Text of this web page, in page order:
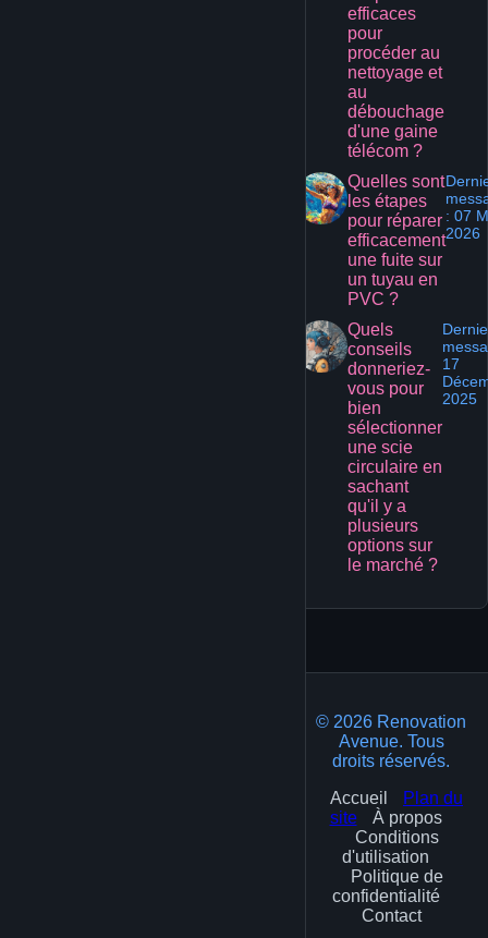
efficaces
pour
procéder au
nettoyage et
au
débouchage
d'une gaine
télécom ?
Quelles sont
les étapes
pour réparer
efficacement
une fuite sur
un tuyau en
PVC ?
: 07
2026
Quels
conseils
donneriez-
vous pour
bien
sélectionner
une scie
circulaire en
sachant
qu'il y a
plusieurs
options sur
le marché ?
17
2025
© 2026 Renovation
Avenue. Tous
droits réservés.
Accueil
Plan du
site
À propos
Conditions
d'utilisation
Politique de
confidentialité
Contact